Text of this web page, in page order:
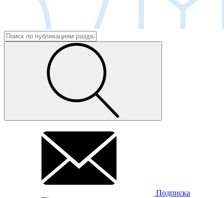
Подписка